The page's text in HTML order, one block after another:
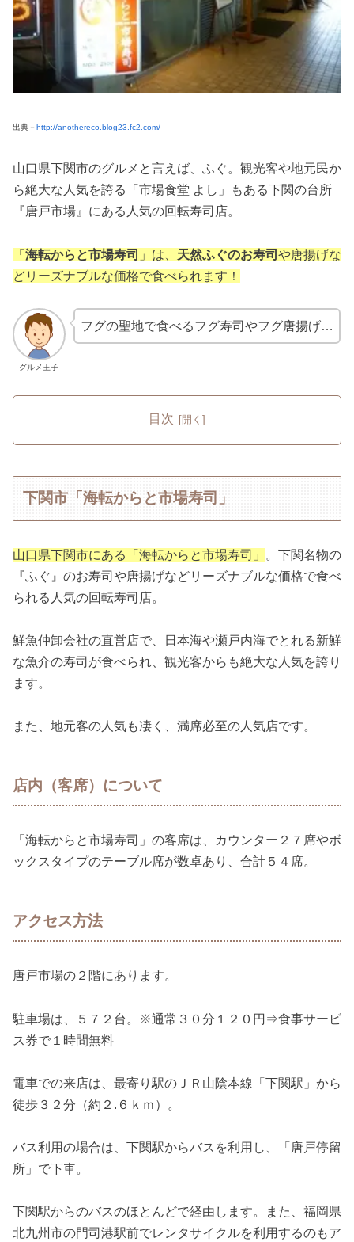
出典－ http://anothereco.blog23.fc2.com/
山口県下関市のグルメと言えば、ふぐ。観光客や地元民か
ら絶大な人気を誇る「市場食堂 よし」もある下関の台所
『唐戸市場』にある人気の回転寿司店。
「 海転からと市場寿司 」は、 天然ふぐのお寿司 や唐揚げな
どリーズナブルな価格で食べられます！
グルメ王子
フグの聖地で食べるフグ寿司やフグ唐揚げ…
目次
下関市「海転からと市場寿司」
山口県下関市にある「海転からと市場寿司」
。下関名物の
『ふぐ』のお寿司や唐揚げなどリーズナブルな価格で食べ
られる人気の回転寿司店。
鮮魚仲卸会社の直営店で、日本海や瀬戸内海でとれる新鮮
な魚介の寿司が食べられ、観光客からも絶大な人気を誇り
ます。
また、地元客の人気も凄く、満席必至の人気店です。
店内（客席）について
「海転からと市場寿司」の客席は、カウンター２７席やボ
ックスタイプのテーブル席が数卓あり、合計５４席。
アクセス方法
唐戸市場の２階にあります。
駐車場は、５７２台。※通常３０分１２０円⇒食事サービ
ス券で１時間無料
電車での来店は、最寄り駅のＪＲ山陰本線「下関駅」から
徒歩３２分（約２.６ｋｍ）。
バス利用の場合は、下関駅からバスを利用し、「唐戸停留
所」で下車。
下関駅からのバスのほとんどで経由します。また、福岡県
北九州市の門司港駅前でレンタサイクルを利用するのもア